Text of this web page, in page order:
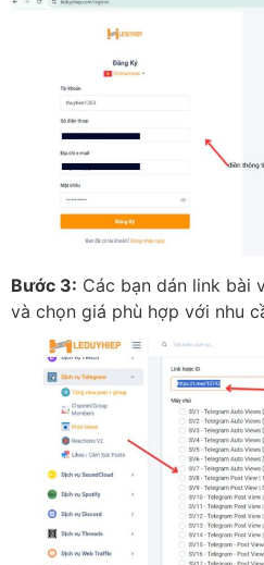
Bước 3: Các bạn dán link bài
và chọn giá phù hợp với nhu